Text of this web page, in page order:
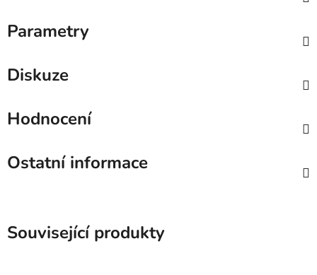
Parametry
Diskuze
Hodnocení
Ostatní informace
Související produkty